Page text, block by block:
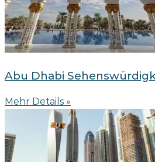
Abu Dhabi
Mehr Details »